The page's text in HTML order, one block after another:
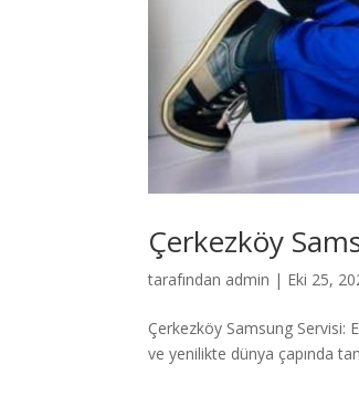
Çerkezköy
tarafından admin | Eki 25,
Çerkezköy Samsung Servisi:
ve yenilikte dünya çapında